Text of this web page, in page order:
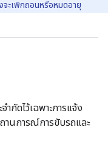
ะเพิกถอนหรือหมดอายุ
กัดไว้เฉพาะการแจ้ง
านการณ์การขับรถและ